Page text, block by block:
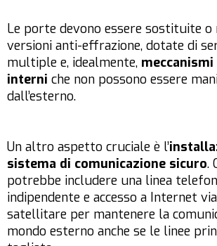
Le porte devono essere sostituite
versioni anti-effrazione, dotate di
multiple e, idealmente,
interni che non possono essere
dall’esterno.
Un altro aspetto cruciale è l’
sistema di comunicazione sicuro.
potrebbe includere una linea
indipendente e accesso a Internet
satellitare per mantenere la
mondo esterno anche se le linee